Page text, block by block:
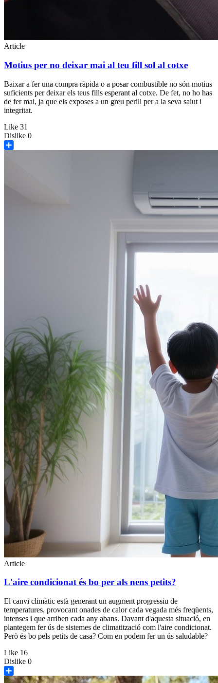
Article
Motius per no deixar mai al teu fill sol al cotxe
Baixar a fer una compra ràpida o a posar combustible no són motius
suficients per deixar els teus fills esperant al cotxe. De fet, no ho has
de fer mai, ja que els exposes a un greu perill per a la seva salut i
integritat.
Like 31
Dislike 0
Article
L'aire condicionat és bo per als nens petits?
El canvi climàtic està generant un augment progressiu de
temperatures, provocant onades de calor cada vegada més freqüents,
intenses i que arriben cada any abans. Davant d'aquesta situació, en
plantegem fer ús de sistemes de climatització com l'aire condicionat.
Però és bo pels petits de casa? Com en podem fer un ús saludable?
Like 16
Dislike 0
Share